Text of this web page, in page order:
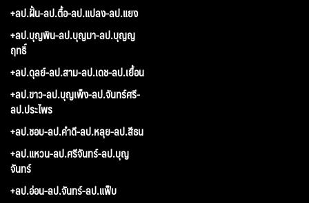
+ลป.ฝั้น-ลป.ตื้อ-ลป.แปลง-ลป.แยง
+ลป.บุญพิน-ลป.บุญมา-ลป.บุญญ
ฤทธิ์
+ลป.ดุลย์-ลป.สาม-ลป.เดช-ลป.เยื้อน
+ลป.ขาว-ลป.บุญเพ็ง-ลป.จันทร์ศรี-
ลป.ประไพร
+ลป.ชอบ-ลป.คำดี-ลป.หลุย-ลป.สีธน
+ลป.แหวน-ลป.ศรีจันทร์-ลป.บุญ
จันทร์
+ลป.อ่อน-ลป.จันทร์-ลป.แฟ็บ